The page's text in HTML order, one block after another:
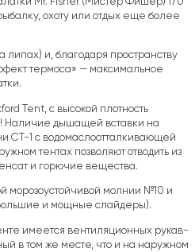
охоту или отдых еще более
липах) и, благодаря пространству
термоса» — максимальное
Tent, с высокой плотность
Наличие дышащей вставки на
СТ-1 с водомаслоотталкивающей
тентах позволяют отводить из
и горючие вещества.
морозоустойчивой молнии №10 и
и мощные слайдеры).
имеется вентиляционных рукав-
в том же месте, что и на наружном